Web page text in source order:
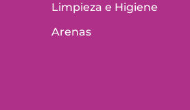
Limpieza e Higiene
Arenas